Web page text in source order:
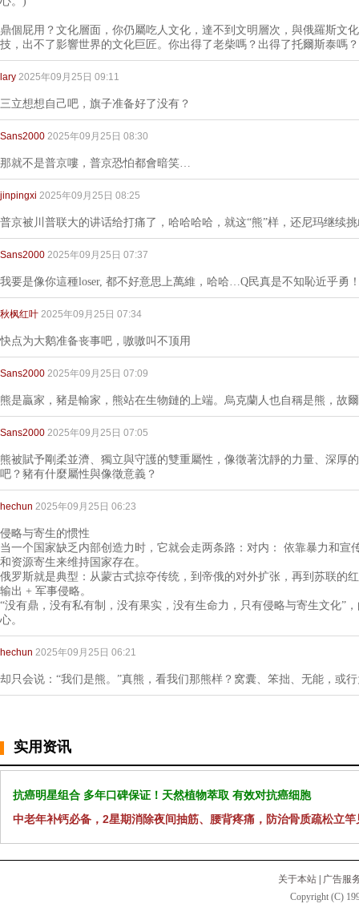
鼎個屁用？文化層面，你仍屬吃人文化，達不到文明層次，與俄羅斯文
技，出不了影響世界的文化巨匠。你出得了老柴嗎？出得了托爾斯泰嗎？
lary 2025年09月25日 09:11
三立想想自己吧，旗子准备好了没有？
Sans2000 2025年09月25日 08:30
那就不是普京嘍，普京恐怕都會暗笑…
jinpingxi 2025年09月25日 08:25
普京被川普联大的讲话给打痛了，哈哈哈哈，就这“熊”样，还尼玛继续
Sans2000 2025年09月25日 07:37
我要是像你這種loser, 都不好意思上萬維，哈哈…Q民真是不知恥近乎勇
秋枫红叶 2025年09月25日 07:34
快点为大鹅准备丧事吧，嗷嗷叫不顶用
Sans2000 2025年09月25日 07:09
熊是贏家，豬是輸家，熊站在生物鏈的上端。烏克蘭人也自稱是熊，故
Sans2000 2025年09月25日 07:05
熊被賦予剛柔並濟、獨立與守護的雙重屬性，像徵著沈靜的力量、深厚
吧？豬有什麼屬性與像徵意義？
hechun 2025年09月25日 06:23
侵略与寄生的惯性
当一个国家缺乏内部创造力时，它就会走两条路：对内： 依靠暴力和宣
和资源寄生来维持国家存在。
俄罗斯就是典型：从蒙古式掠夺传统，到帝俄的对外扩张，再到苏联的
输出 + 军事侵略。
“没有鼎，没有私有制，没有果实，没有生命力，只有侵略与寄生文化”
心。
hechun 2025年09月25日 06:21
却只会说：“我们是熊。”真熊，看我们那熊样？窝囊、笨拙、无能，或
实用资讯
抗癌明星组合 多年口碑保证！天然植物萃取 有效对抗癌细胞
中老年补钙必备，2星期消除夜间抽筋、腰背疼痛，防治骨质疏松立竿
关于本站
广告服
Copyright (C)